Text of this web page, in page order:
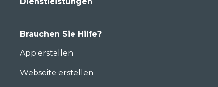
Brauchen Sie Hilfe?
App erstellen
Webseite erstellen